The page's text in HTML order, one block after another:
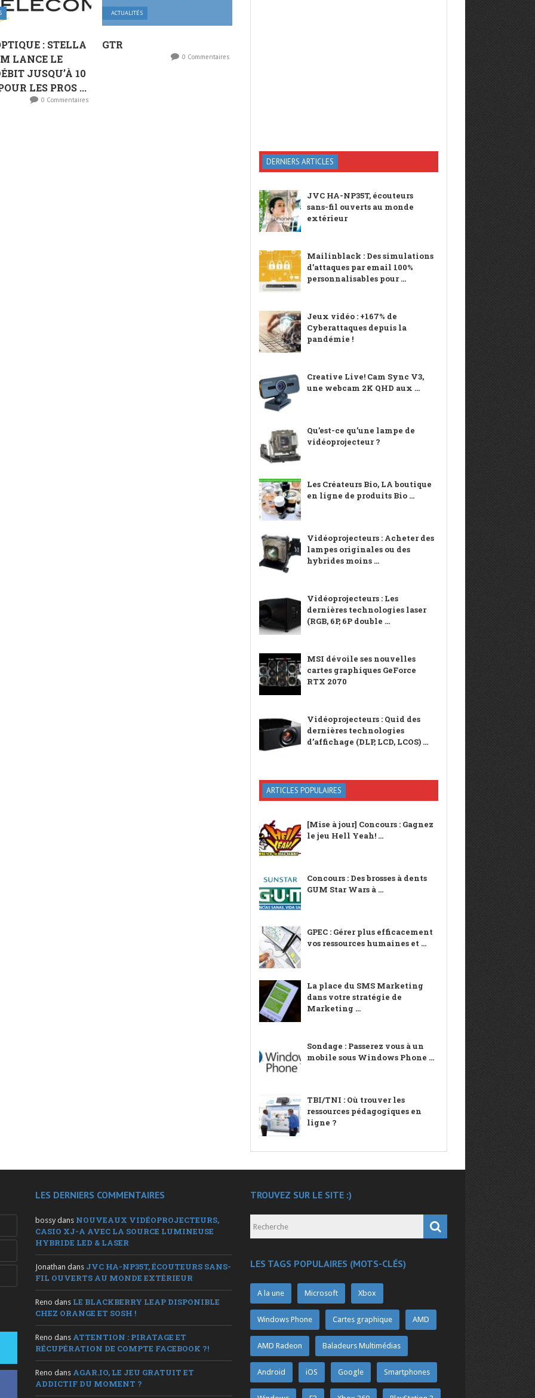
: STELLA
LANCE LE
JUSQU’À 10
LES PROS ...
0 Commentaires
ACTUALITÉS
GTR
0 Commentaires
DERNIERS ARTICLES
JVC HA-NP35T, écouteurs
sans-fil ouverts au monde
extérieur
Mailinblack : Des simulations
d’attaques par email 100%
personnalisables pour ...
Jeux vidéo : +167% de
Cyberattaques depuis la
pandémie !
Creative Live! Cam Sync V3,
une webcam 2K QHD aux ...
Qu’est-ce qu’une lampe de
vidéoprojecteur ?
Les Créateurs Bio, LA boutique
en ligne de produits Bio ...
Vidéoprojecteurs : Acheter des
lampes originales ou des
hybrides moins ...
Vidéoprojecteurs : Les
dernières technologies laser
(RGB, 6P, 6P double ...
MSI dévoile ses nouvelles
cartes graphiques GeForce
RTX 2070
Vidéoprojecteurs : Quid des
dernières technologies
d’affichage (DLP, LCD, LCOS) ...
ARTICLES POPULAIRES
[Mise à jour] Concours : Gagnez
le jeu Hell Yeah! ...
Concours : Des brosses à dents
GUM Star Wars à ...
GPEC : Gérer plus efficacement
vos ressources humaines et ...
La place du SMS Marketing
dans votre stratégie de
Marketing ...
Sondage : Passerez vous à un
mobile sous Windows Phone ...
TBI/TNI : Où trouver les
ressources pédagogiques en
ligne ?
LES DERNIERS COMMENTAIRES
bossy dans NOUVEAUX VIDÉOPROJECTEURS,
CASIO XJ-A AVEC LA SOURCE LUMINEUSE
HYBRIDE LED & LASER
Jonathan dans JVC HA-NP35T, ÉCOUTEURS SANS-
FIL OUVERTS AU MONDE EXTÉRIEUR
Reno dans LE BLACKBERRY LEAP DISPONIBLE
CHEZ ORANGE ET SOSH !
Reno dans ATTENTION : PIRATAGE ET
RÉCUPÉRATION DE COMPTE FACEBOOK ?!
Reno dans AGAR.IO, LE JEU GRATUIT ET
ADDICTIF DU MOMENT ?
TROUVEZ SUR LE SITE :)
LES TAGS POPULAIRES (MOTS-CLÉS)
A la une Microsoft Xbox
Windows Phone Cartes graphique AMD
AMD Radeon Baladeurs Multimédias
Android iOS Google Smartphones